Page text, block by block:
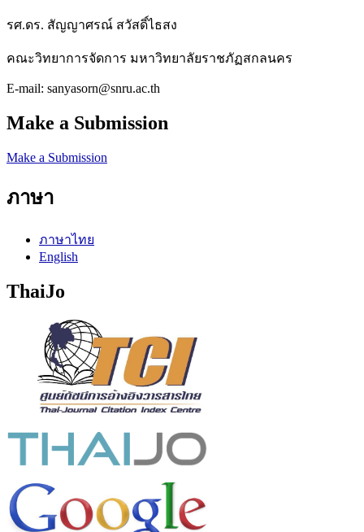
รศ.ดร. สัญญาศรณ์ สวัสดิ์ไธสง
คณะวิทยาการจัดการ มหาวิทยาลัยราชภัฏสกลนคร
E-mail: sanyasorn@snru.ac.th
Make a Submission
Make a Submission
ภาษา
ภาษาไทย
English
ThaiJo